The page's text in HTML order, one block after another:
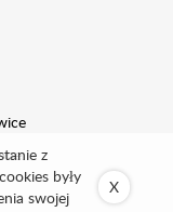
z
były
swojej
X